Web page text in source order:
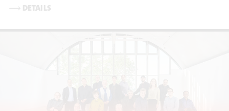
⟶ DETAILS